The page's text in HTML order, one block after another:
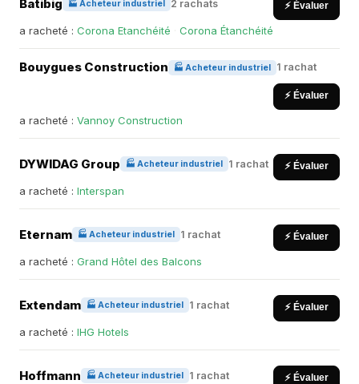
Batibig 🏭 Acheteur industriel 2 rachats ⚡ Évaluer
a racheté : Corona Etanchéité Corona Étanchéité
Bouygues Construction 🏭 Acheteur industriel 1 rachat
⚡ Évaluer
a racheté : Vannoy Construction
DYWIDAG Group 🏭 Acheteur industriel 1 rachat ⚡ Évaluer
a racheté : Interspan
Eternam 🏭 Acheteur industriel 1 rachat ⚡ Évaluer
a racheté : Grand Hôtel des Balcons
Extendam 🏭 Acheteur industriel 1 rachat ⚡ Évaluer
a racheté : IHG Hotels
Hoffmann 🏭 Acheteur industriel 1 rachat ⚡ Évaluer